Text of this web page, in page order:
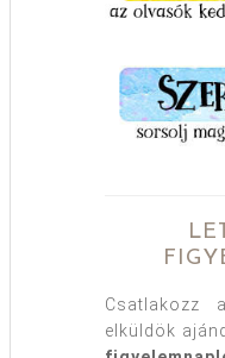
Csatlakozz
elküldök